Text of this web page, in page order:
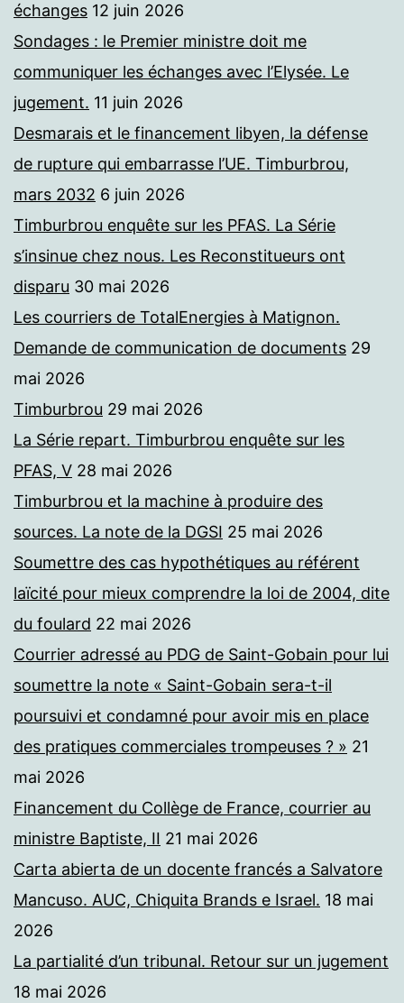
échanges 12 juin 2026
Sondages : le Premier ministre doit me
communiquer les échanges avec l’Elysée. Le
jugement. 11 juin 2026
Desmarais et le financement libyen, la défense
de rupture qui embarrasse l’UE. Timburbrou,
mars 2032 6 juin 2026
Timburbrou enquête sur les PFAS. La Série
s’insinue chez nous. Les Reconstitueurs ont
disparu 30 mai 2026
Les courriers de TotalEnergies à Matignon.
Demande de communication de documents 29
mai 2026
Timburbrou 29 mai 2026
La Série repart. Timburbrou enquête sur les
PFAS, V 28 mai 2026
Timburbrou et la machine à produire des
sources. La note de la DGSI 25 mai 2026
Soumettre des cas hypothétiques au référent
laïcité pour mieux comprendre la loi de 2004, dite
du foulard 22 mai 2026
Courrier adressé au PDG de Saint-Gobain pour lui
soumettre la note « Saint-Gobain sera-t-il
poursuivi et condamné pour avoir mis en place
des pratiques commerciales trompeuses ? » 21
mai 2026
Financement du Collège de France, courrier au
ministre Baptiste, II 21 mai 2026
Carta abierta de un docente francés a Salvatore
Mancuso. AUC, Chiquita Brands e Israel. 18 mai
2026
La partialité d’un tribunal. Retour sur un jugement
18 mai 2026